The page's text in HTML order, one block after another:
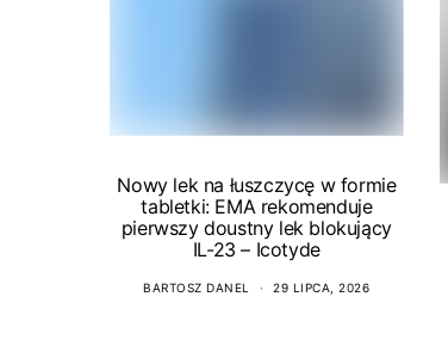
Nowy lek na łuszczycę w formie
tabletki: EMA rekomenduje
pierwszy doustny lek blokujący
IL-23 – Icotyde
BARTOSZ DANEL 29 LIPCA, 2026